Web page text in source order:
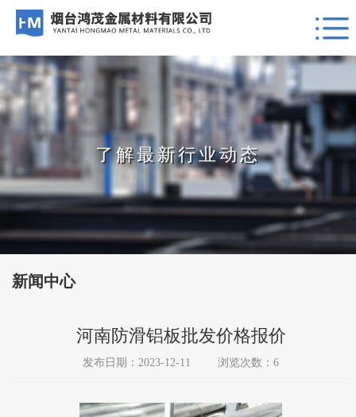
了解最新行业动态
新闻中心
河南防滑铝板批发价格报价
发布日期：2023-12-11 浏览次数：6